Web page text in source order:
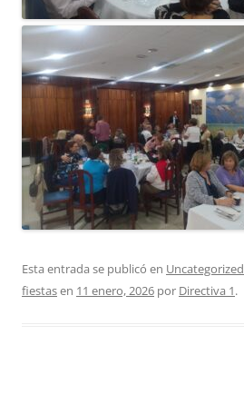
Esta entrada se publicó en Uncategorized
fiestasen 11 enero, 2026 por Directiva 1.